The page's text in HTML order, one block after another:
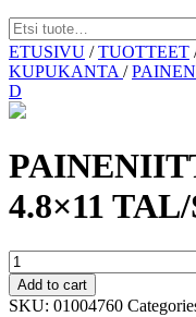
Skip
to
content
ETUSIVU /TUOTTEET
KUPUKANTA /
D
4.8×11
PAINENIITTI
KUPUKANTA
4.8x11
Add to cart
SKU: 01004760